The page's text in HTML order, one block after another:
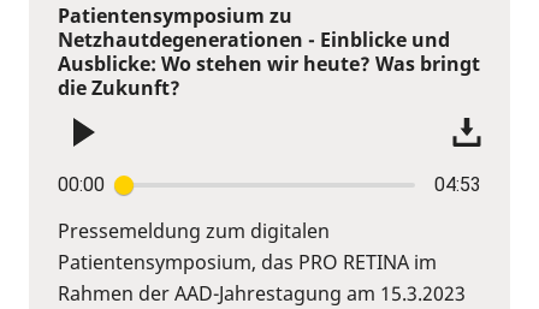
Patientensymposium zu
Netzhautdegenerationen - Einblicke und
Ausblicke: Wo stehen wir heute? Was bringt
die Zukunft?
00:00 04:53
Pressemeldung zum digitalen
Patientensymposium, das PRO RETINA im
Rahmen der AAD-Jahrestagung am 15.3.2023